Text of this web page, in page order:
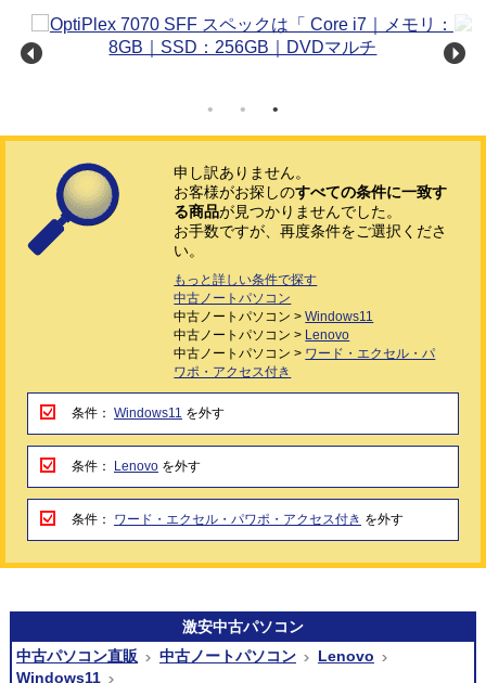
申し訳ありません。
お客様がお探しのすべての条件に一致す
る商品が見つかりませんでした。
お手数ですが、再度条件をご選択くださ
い。
もっと詳しい条件で探す
中古ノートパソコン
中古ノートパソコン >Windows11
中古ノートパソコン > Lenovo
中古ノートパソコン > ワード・エクセル・パ
ワポ・アクセス付き
条件： Windows11 を外す
条件： Lenovo を外す
条件： ワード・エクセル・パワポ・アクセス付き を外す
激安中古パソコン
中古パソコン直販
中古ノートパソコン
Lenovo
Windows11